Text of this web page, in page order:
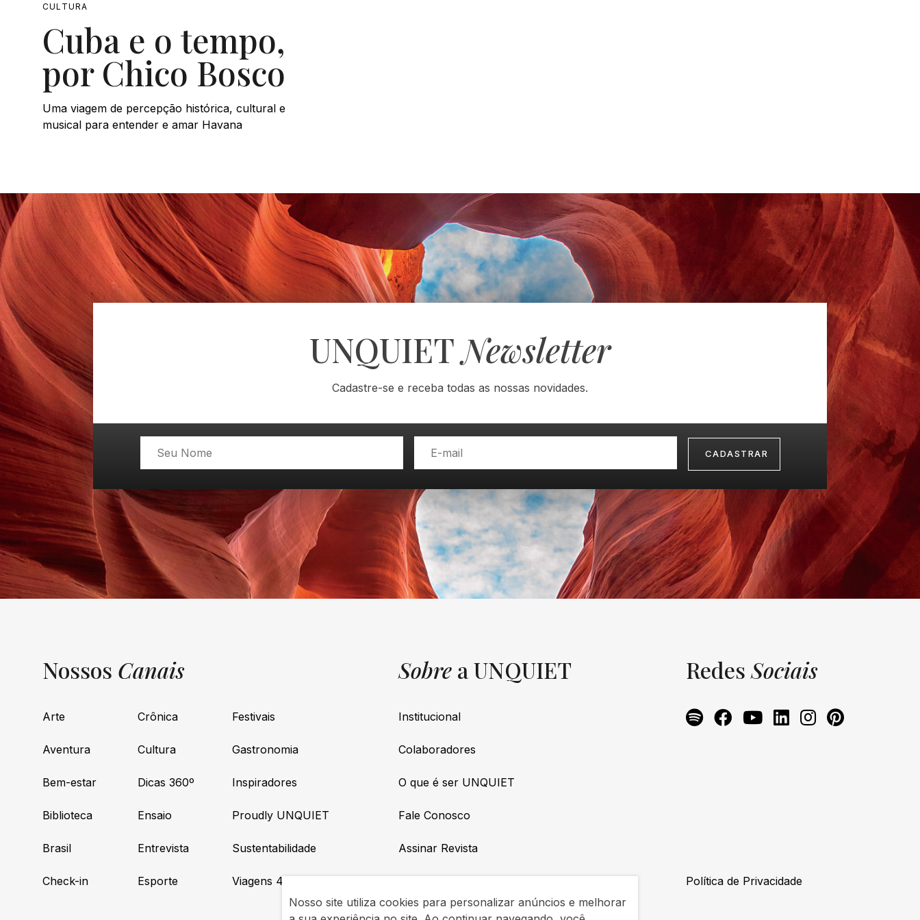
CULTURA
Cuba e o tempo,
por Chico Bosco
Uma viagem de percepção histórica, cultural e
musical para entender e amar Havana
UNQUIETNewsletter
Cadastre-se e receba todas as nossas novidades.
Nossos Canais
Arte
Aventura
Bem-estar
Biblioteca
Brasil
Check-in
Crônica
Cultura
Dicas 360º
Ensaio
Entrevista
Esporte
Festivais
Gastronomia
Inspiradores
Proudly UNQUIET
Sustentabilidade
Viagens 4×4
Sobre a UNQUIET
Institucional
Colaboradores
O que é ser UNQUIET
Fale Conosco
Assinar Revista
RedesSociais
Política de Privacidade
Nosso site utiliza cookies para personalizar anúncios e melhorar